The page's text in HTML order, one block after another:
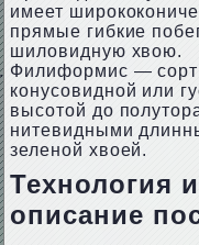
имеет
прямые гибкие
шиловидную хвою.
Филиформис — сорт
конусовидной или
высотой до
нитевидными
зеленой хвоей.
Технология
описание